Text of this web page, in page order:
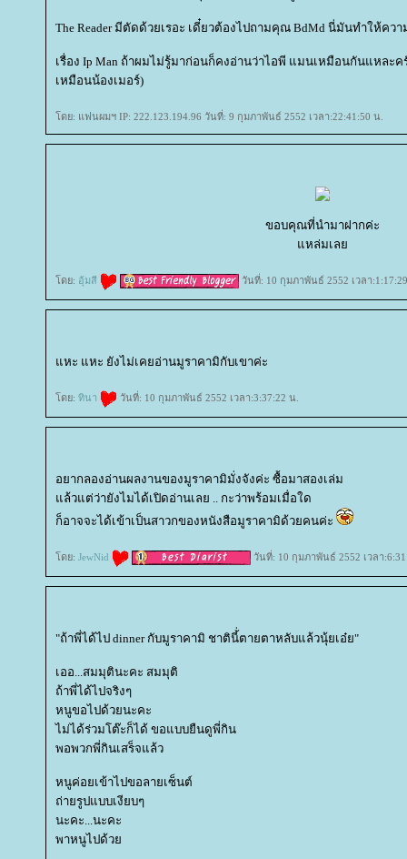
The Reader มีตัดด้วยเรอะ เดี๋ยวต้องไปถามคุณ BdMd นี่มันทำให้ค
เรื่อง Ip Man ถ้าผมไม่รู้มาก่อนก็คงอ่านว่าไอพี แมนเหมือนกันแหละ
เหมือนน้องเมอร์)
ดย: แฟนผมฯ IP: 222.123.194.96 วันที่: 9 กุมภาพันธ์ 2552 เวลา:22:41:50 น.
ขอบคุณที่นำมาฝากค่ะ
หล่มเล
ดย: อุ้มสี วันที่: 10 กุมภาพันธ์ 2552 เวลา
หะ แหะ ยังไม่เคยอ่านมูราคามิกับเขาค่ะ
ดย: ทินา วันที่: 10 กุมภาพันธ์ 2552 เวลา:3:37:22 น.
อยากลองอ่านผลงานของมูราคามิมั่งจังค่ะ ซื้อมาสองเล่ม
ล้วแต่ว่ายังไมได้เปิดอ่านเลย .. กะว่าพร้อมเมื่อใด
ก็อาจจะได้เข้าเป็นสาวกของหนังสือมูราคามิด้วยคนค่ะ
ดย: JewNid วันที่: 10 กุมภาพันธ์ 2552 เวลา
"ถ้าพี่ได้ไป dinner กับมูราคามิ ชาตินี้่ตายตาหลับแล้วนุ้ยเอ๋ย"
เออ...สมมุตินะคะ สมมุติ
ถ้าพี่ได้ไปจริงๆ
หนูขอไปด้วยนะคะ
ไม่ได้ร่วมโต๊ะก็ได้ ขอแบบยืนดูพี่กิน
พอพวกพี่กินเสร็จแล้ว
หนูค่อยเข้าไปขอลายเซ็นต์
ถ่ายรูปแบบเงียบๆ
นะคะ...นะคะ
พาหนูไปด้ว